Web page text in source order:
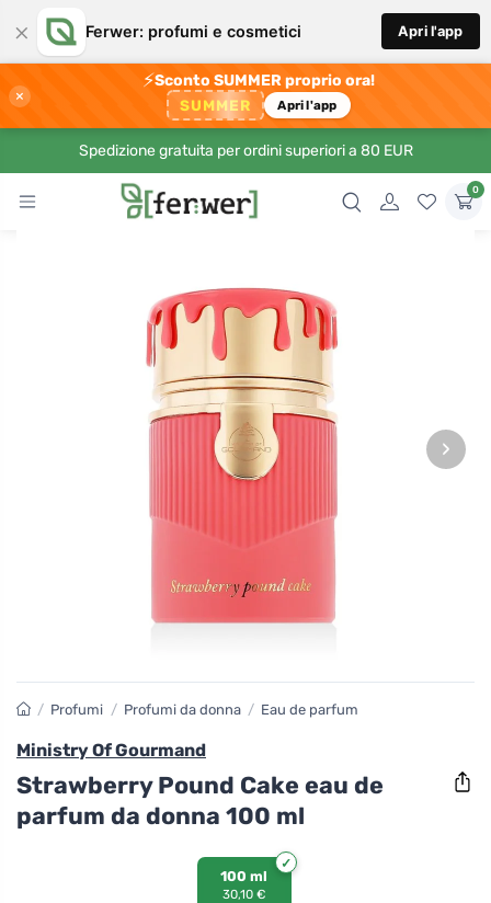
× Ferwer: profumi e cosmetici Apri l'app
×
⚡Sconto SUMMER proprio ora!
SUMMER Apri l'app
Spedizione gratuita per ordini superiori a 80 EUR
0
›
/ Profumi / Profumi da donna / Eau de parfum
Ministry Of Gourmand
Strawberry Pound Cake eau de
parfum da donna 100 ml
100 ml
30,10 €